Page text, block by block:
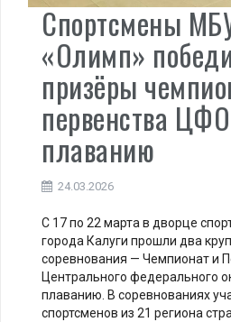
Спортсмены
«Олимп»
призёры
первенства
плаванию
24.03.2026
С 17 по 22 марта в дворце
города Калуги прошли два
соревнования — Чемпионат и
Центрального федерального
плаванию. В соревнованиях
спортсменов из 21 региона